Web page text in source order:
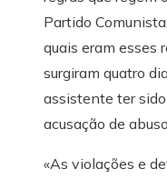
Partido
quais eram esses
surgiram quatro
assistente ter
acusação de
«As violações e